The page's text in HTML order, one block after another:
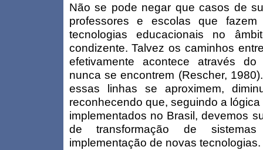
Não se pode negar que casos de
professores e escolas que
tecnologias educacionais no
condizente. Talvez os caminhos
efetivamente acontece através do
nunca se encontrem (Rescher,
essas linhas se aproximem,
reconhecendo que, seguindo a
implementados no Brasil, devemos
de transformação de
implementação de novas tecnologias.